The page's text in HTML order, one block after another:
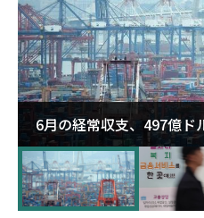
6月の経常収支、497億
が初の1000億ドル突破